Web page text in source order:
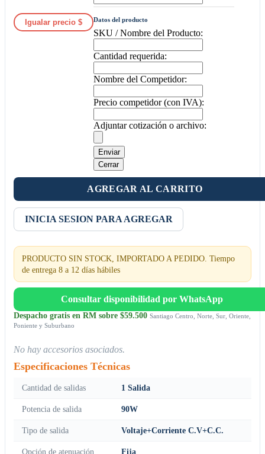
Igualar precio $ Datos del producto
SKU / Nombre del Producto:
Cantidad requerida:
Nombre del Competidor:
Precio competidor (con IVA):
Adjuntar cotización o archivo:
Enviar
Cerrar
AGREGAR AL CARRITO
INICIA SESION PARA AGREGAR
PRODUCTO SIN STOCK, IMPORTADO A PEDIDO. Tiempo
de entrega 8 a 12 días hábiles
Consultar disponibilidad por WhatsApp
Despacho gratis en RM sobre $59.500 Santiago Centro, Norte, Sur, Oriente,
Poniente y Suburbano
No hay accesorios asociados.
Especificaciones Técnicas
Cantidad de salidas 1 Salida
Potencia de salida 90W
Tipo de salida Voltaje+Corriente C.V+C.C.
Opción de atenuación Fija